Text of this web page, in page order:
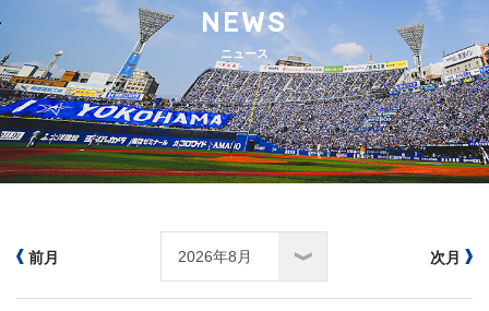
NEWS
ニュース
前月 次月